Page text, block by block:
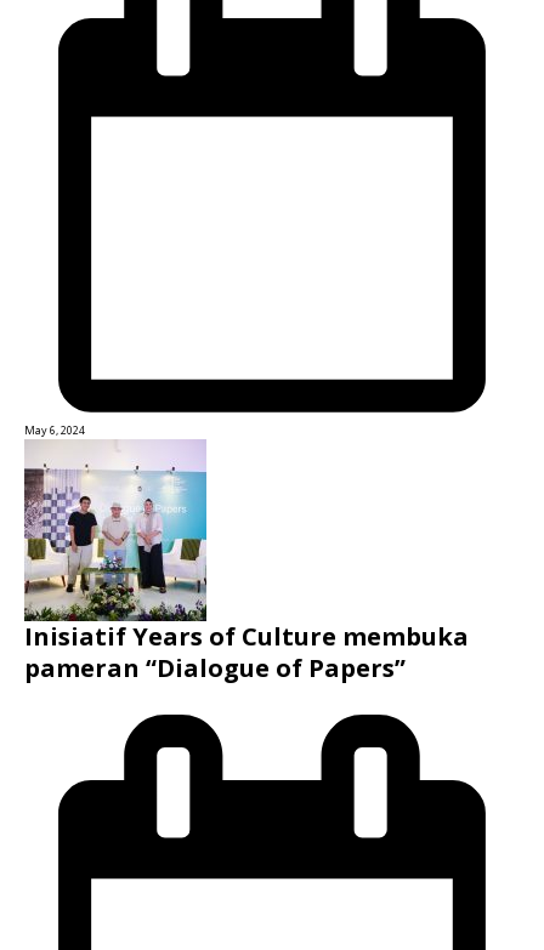
May 6, 2024
Inisiatif Years of Culture membuka
pameran “Dialogue of Papers”